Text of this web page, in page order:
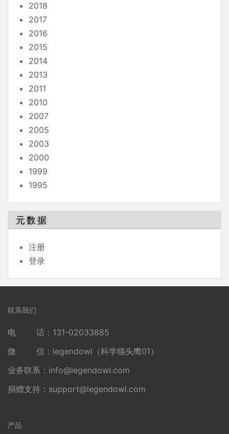
2018
2017
2016
2015
2014
2013
2011
2010
2007
2005
2003
2000
1999
1995
元数据
注册
登录
联系我们
电 话：131-02033885
微 信：legendowl（科学猫头鹰01）
业务联系： info@legendowl.com
捐赠支持： support@legendowl.com
产品